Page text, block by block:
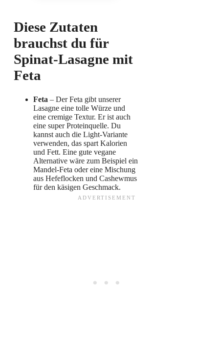
Diese Zutaten
brauchst du für
Spinat-Lasagne mit
Feta
Feta – Der Feta gibt unserer
Lasagne eine tolle Würze und
eine cremige Textur. Er ist auch
eine super Proteinquelle. Du
kannst auch die Light-Variante
verwenden, das spart Kalorien
und Fett. Eine gute vegane
Alternative wäre zum Beispiel ein
Mandel-Feta oder eine Mischung
aus Hefeflocken und Cashewmus
für den käsigen Geschmack.